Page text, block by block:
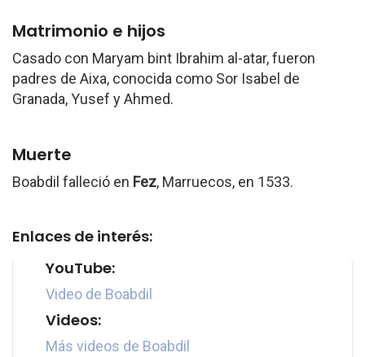
Matrimonio e hijos
Casado con Maryam bint Ibrahim al-atar, fueron
padres de Aixa, conocida como Sor Isabel de
Granada, Yusef y Ahmed.
Muerte
Boabdil falleció en Fez, Marruecos, en 1533.
Enlaces de interés:
YouTube:
Video de Boabdil
Videos:
Más videos de Boabdil